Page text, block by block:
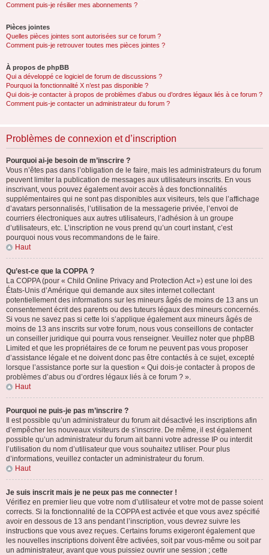
Comment puis-je résilier mes abonnements ?
Pièces jointes
Quelles pièces jointes sont autorisées sur ce forum ?
Comment puis-je retrouver toutes mes pièces jointes ?
À propos de phpBB
Qui a développé ce logiciel de forum de discussions ?
Pourquoi la fonctionnalité X n’est pas disponible ?
Qui dois-je contacter à propos de problèmes d’abus ou d’ordres légaux liés à ce forum ?
Comment puis-je contacter un administrateur du forum ?
Problèmes de connexion et d’inscription
Pourquoi ai-je besoin de m’inscrire ?
Vous n’êtes pas dans l’obligation de le faire, mais les administrateurs du forum
peuvent limiter la publication de messages aux utilisateurs inscrits. En vous
inscrivant, vous pouvez également avoir accès à des fonctionnalités
supplémentaires qui ne sont pas disponibles aux visiteurs, tels que l’affichage
d’avatars personnalisés, l’utilisation de la messagerie privée, l’envoi de
courriers électroniques aux autres utilisateurs, l’adhésion à un groupe
d’utilisateurs, etc. L’inscription ne vous prend qu’un court instant, c’est
pourquoi nous vous recommandons de le faire.
Haut
Qu’est-ce que la COPPA ?
La COPPA (pour « Child Online Privacy and Protection Act ») est une loi des
États-Unis d’Amérique qui demande aux sites internet collectant
potentiellement des informations sur les mineurs âgés de moins de 13 ans un
consentement écrit des parents ou des tuteurs légaux des mineurs concernés.
Si vous ne savez pas si cette loi s’applique également aux mineurs âgés de
moins de 13 ans inscrits sur votre forum, nous vous conseillons de contacter
un conseiller juridique qui pourra vous renseigner. Veuillez noter que phpBB
Limited et que les propriétaires de ce forum ne peuvent pas vous proposer
d’assistance légale et ne doivent donc pas être contactés à ce sujet, excepté
lorsque l’assistance porte sur la question « Qui dois-je contacter à propos de
problèmes d’abus ou d’ordres légaux liés à ce forum ? ».
Haut
Pourquoi ne puis-je pas m’inscrire ?
Il est possible qu’un administrateur du forum ait désactivé les inscriptions afin
d’empêcher les nouveaux visiteurs de s’inscrire. De même, il est également
possible qu’un administrateur du forum ait banni votre adresse IP ou interdit
l’utilisation du nom d’utilisateur que vous souhaitez utiliser. Pour plus
d’informations, veuillez contacter un administrateur du forum.
Haut
Je suis inscrit mais je ne peux pas me connecter !
Vérifiez en premier lieu que votre nom d’utilisateur et votre mot de passe soient
corrects. Si la fonctionnalité de la COPPA est activée et que vous avez spécifié
avoir en dessous de 13 ans pendant l’inscription, vous devrez suivre les
instructions que vous avez reçues. Certains forums exigeront également que
les nouvelles inscriptions doivent être activées, soit par vous-même ou soit par
un administrateur, avant que vous puissiez ouvrir une session ; cette